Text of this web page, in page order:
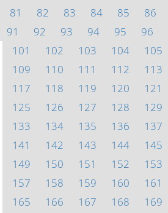
81
82 83 84 85 86
91
92 93 94 95 96
101
102 103 104 105
109
110 111 112 113
117
118 119 120 121
125
126 127 128 129
133
134 135 136 137
141
142 143 144 145
149
150 151 152 153
157
158 159 160 161
165
166 167 168 169